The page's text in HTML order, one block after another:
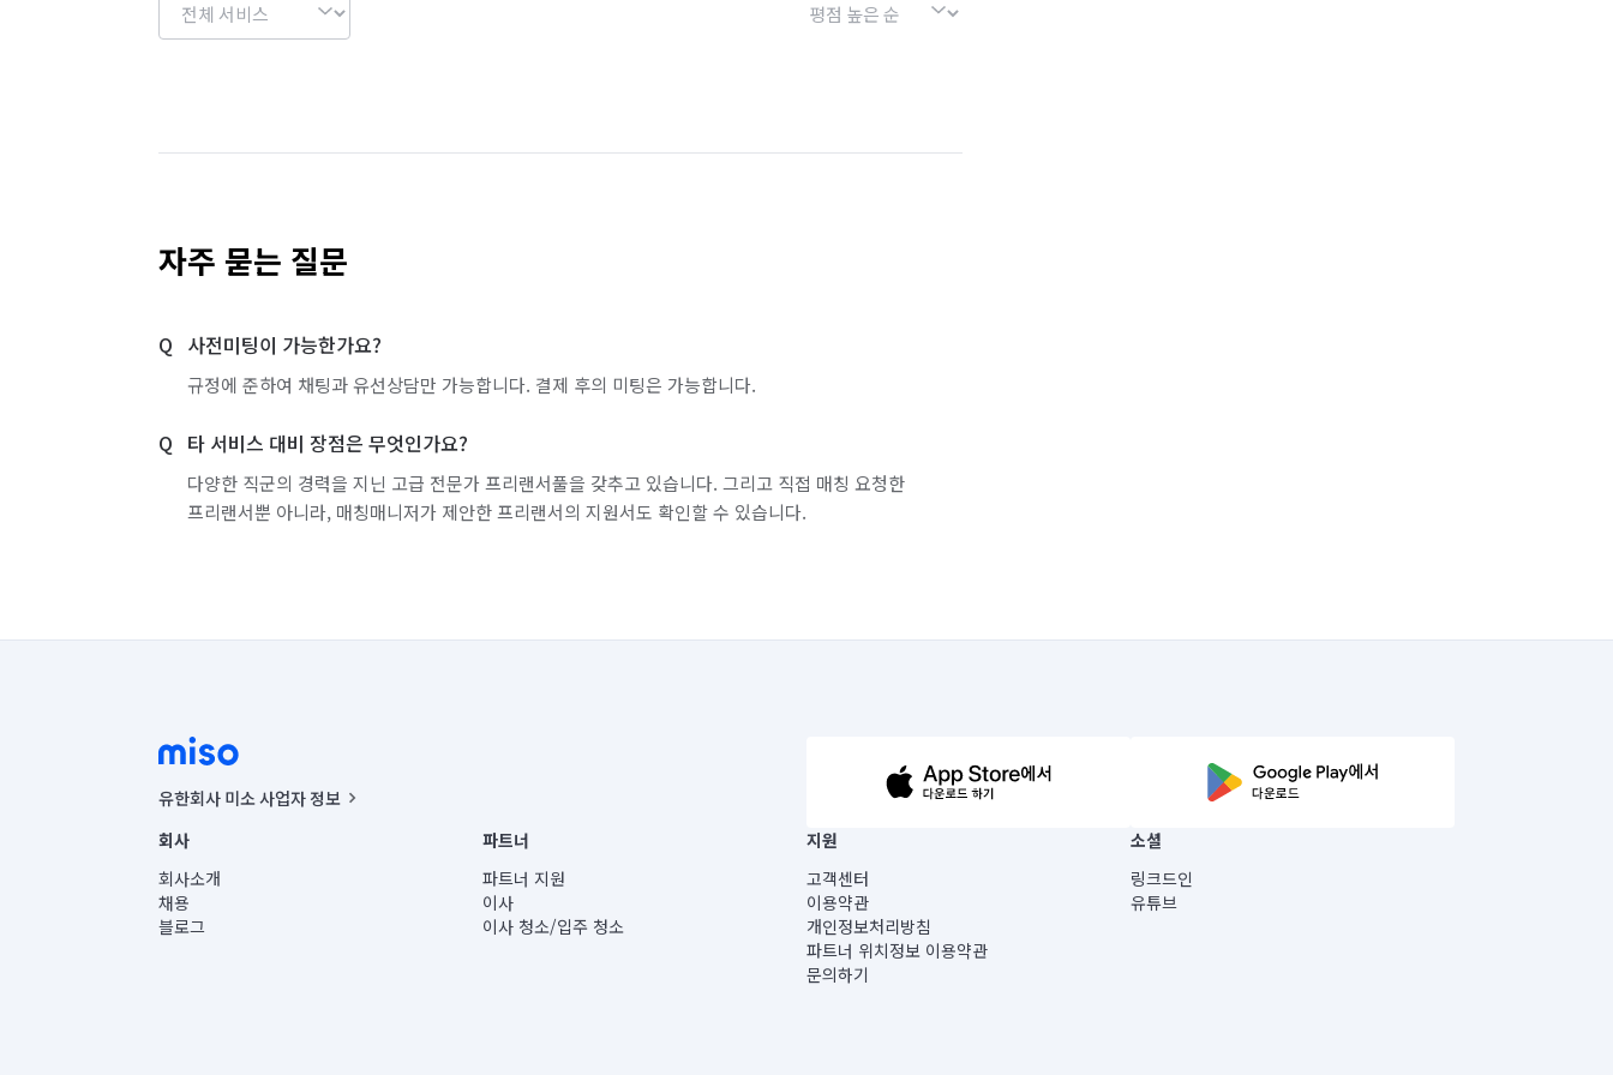
자주 묻는 질문
사전미팅이 가능한가요?
규정에 준하여 채팅과 유선상담만 가능합니다. 결제 후의 미팅은 가능합니다.
타 서비스 대비 장점은 무엇인가요?
다양한 직군의 경력을 지닌 고급 전문가 프리랜서풀을 갖추고 있습니다. 그리고 직접 매칭 요청한
프리랜서뿐 아니라, 매칭매니저가 제안한 프리랜서의 지원서도 확인할 수 있습니다.
유한회사 미소 사업자 정보
사업자등록번호 : 291-87-00271 | 인허가번호 : 2016-3220163-14-5-00019 |
통신판매신고번호 : 2024-서울종로-1400(공정거래위원회 정보) |
대표이사 : CHING VICTOR COLUMBIA RHEE
주소 | 본사: 서울특별시 종로구 율곡로 6(중학동, 트윈트리빌딩) B동 5층
컨택센터 : 서울특별시 종로구 수송동 율곡로 24, 7층, 8층 미소
회사
회사소개
채용
블로그
파트너
파트너 지원
이사
이사 청소/입주 청소
지원
고객센터
이용약관
개인정보처리방침
파트너 위치정보 이용약관
문의하기
소셜
링크드인
유튜브